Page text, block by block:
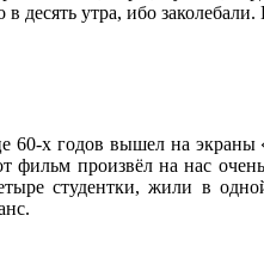
утра, ибо заколебали.
60-х годов вышел на
произвёл на нас
студентки, жили в